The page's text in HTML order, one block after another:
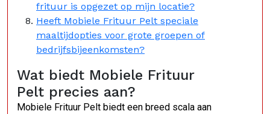
frituur is opgezet op mijn locatie?
Heeft Mobiele Frituur Pelt speciale
maaltijdopties voor grote groepen of
bedrijfsbijeenkomsten?
Wat biedt Mobiele Frituur
Pelt precies aan?
Mobiele Frituur Pelt biedt een breed scala aan